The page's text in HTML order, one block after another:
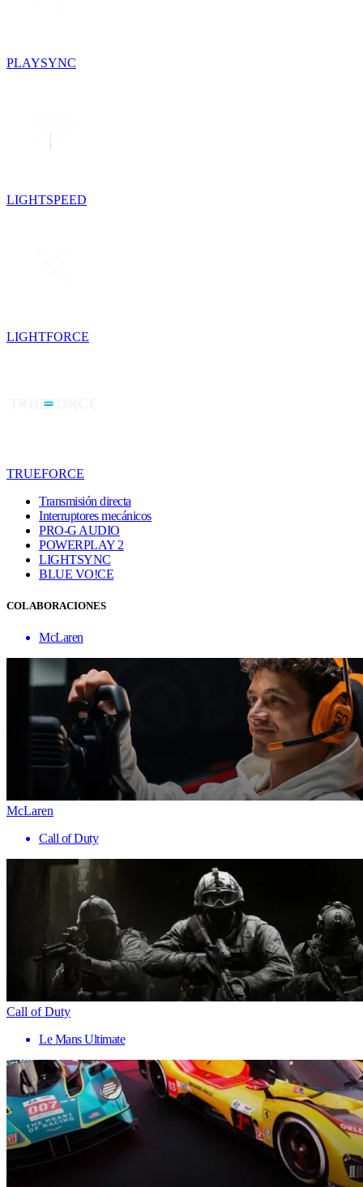
PLAYSYNC
LIGHTSPEED
LIGHTFORCE
TRUEFORCE
Transmisión directa
Interruptores mecánicos
PRO-G AUDIO
POWERPLAY 2
LIGHTSYNC
BLUE VO!CE
COLABORACIONES
McLaren
McLaren
Call of Duty
Call of Duty
Le Mans Ultimate